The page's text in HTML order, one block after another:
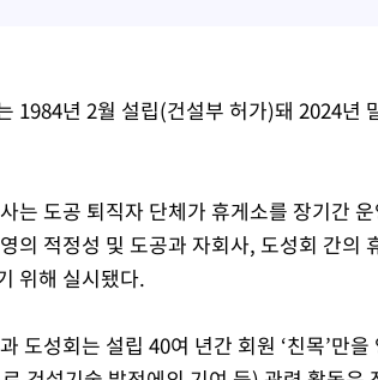
1984년 2월 설립(건설부 허가)돼 2024년
는 도공 퇴직자 단체가 휴게소를 장기간
의 적정성 및 도공과 자회사, 도성회 간의
위해 실시됐다.
도성회는 설립 40여 년간 회원 ‘친목’만